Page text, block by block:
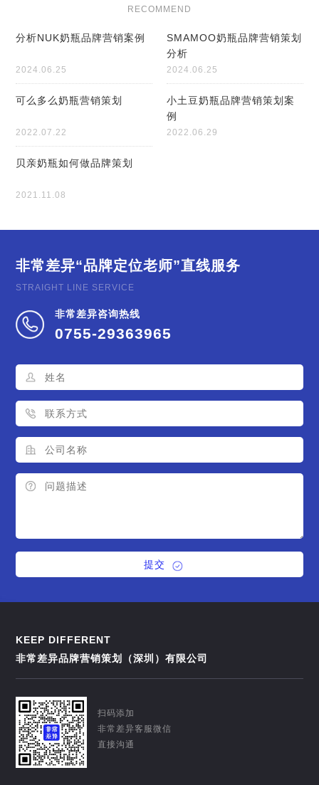
RECOMMEND
分析NUK奶瓶品牌营销案例
2024.06.25
SMAMOO奶瓶品牌营销策划
分析
2024.06.25
可么多么奶瓶营销策划
2022.07.22
小土豆奶瓶品牌营销策划案
例
2022.06.29
贝亲奶瓶如何做品牌策划
2021.11.08
非常差异“品牌定位老师”直线服务
STRAIGHT LINE SERVICE
非常差异咨询热线
0755-29363965
提交
KEEP DIFFERENT
非常差异品牌营销策划（深圳）有限公司
扫码添加
非常差异客服微信
直接沟通